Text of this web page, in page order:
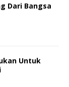
Dari Bangsa
Untuk